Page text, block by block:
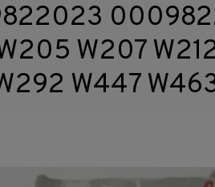
W207
W447